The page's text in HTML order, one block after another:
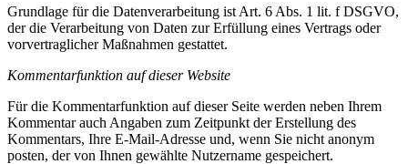
Grundlage für die Datenverarbeitung ist Art. 6 Abs. 1 lit. f DSGVO,
der die Verarbeitung von Daten zur Erfüllung eines Vertrags oder
vorvertraglicher Maßnahmen gestattet.
Kommentarfunktion auf dieser Website
Für die Kommentarfunktion auf dieser Seite werden neben Ihrem
Kommentar auch Angaben zum Zeitpunkt der Erstellung des
Kommentars, Ihre E-Mail-Adresse und, wenn Sie nicht anonym
posten, der von Ihnen gewählte Nutzername gespeichert.